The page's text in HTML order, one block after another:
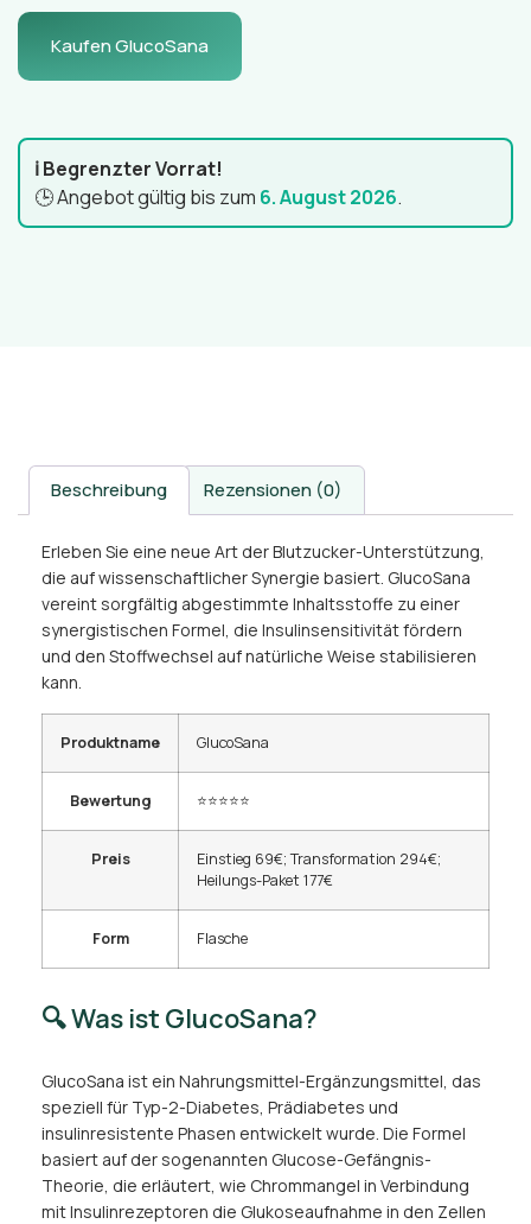
Kaufen GlucoSana
ℹ️ Begrenzter Vorrat!
🕒 Angebot gültig bis zum 6. August 2026.
Beschreibung Rezensionen (0)
Erleben Sie eine neue Art der Blutzucker-Unterstützung,
die auf wissenschaftlicher Synergie basiert. GlucoSana
vereint sorgfältig abgestimmte Inhaltsstoffe zu einer
synergistischen Formel, die Insulinsensitivität fördern
und den Stoffwechsel auf natürliche Weise stabilisieren
kann.
Produktname GlucoSana
Bewertung ⭐⭐⭐⭐⭐
Preis
Einstieg 69€; Transformation 294€;
Heilungs-Paket 177€
Form Flasche
🔍 Was ist GlucoSana?
GlucoSana ist ein Nahrungsmittel-Ergänzungsmittel, das
speziell für Typ-2-Diabetes, Prädiabetes und
insulinresistente Phasen entwickelt wurde. Die Formel
basiert auf der sogenannten Glucose-Gefängnis-
Theorie, die erläutert, wie Chrommangel in Verbindung
mit Insulinrezeptoren die Glukoseaufnahme in den Zellen